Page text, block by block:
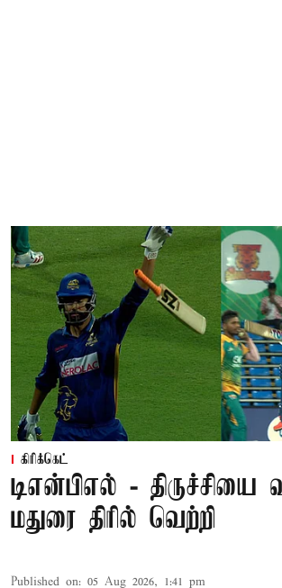
கிரிக்கெட்
டிஎன்பிஎல் - திருச்சியை
மதுரை திரில் வெற்றி
Published on: 05 Aug 2026, 1:41 pm